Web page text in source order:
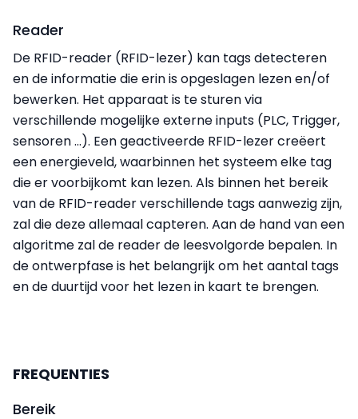
Reader
De RFID-reader (RFID-lezer) kan tags detecteren
en de informatie die erin is opgeslagen lezen en/of
bewerken. Het apparaat is te sturen via
verschillende mogelijke externe inputs (PLC, Trigger,
sensoren ...). Een geactiveerde RFID-lezer creëert
een energieveld, waarbinnen het systeem elke tag
die er voorbijkomt kan lezen. Als binnen het bereik
van de RFID-reader verschillende tags aanwezig zijn,
zal die deze allemaal capteren. Aan de hand van een
algoritme zal de reader de leesvolgorde bepalen. In
de ontwerpfase is het belangrijk om het aantal tags
en de duurtijd voor het lezen in kaart te brengen.
FREQUENTIES
Bereik